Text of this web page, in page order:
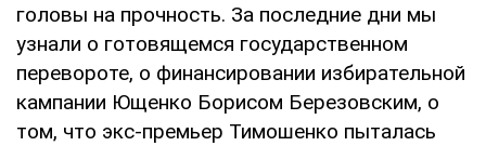
головы на прочность. За последние дни мы
узнали о готовящемся государственном
перевороте, о финансировании избирательной
кампании Ющенко Борисом Березовским, о
том, что экс-премьер Тимошенко пыталась